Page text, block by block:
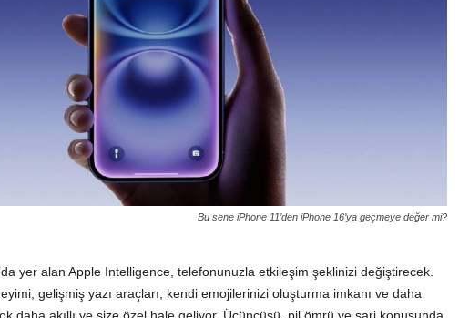
Bu sene iPhone 11’den iPhone 16’ya geçmeye değer mi?
yer alan Apple Intelligence, telefonunuzla etkileşim şeklinizi değiştirecek.
gelişmiş yazı araçları, kendi emojilerinizi oluşturma imkanı ve daha